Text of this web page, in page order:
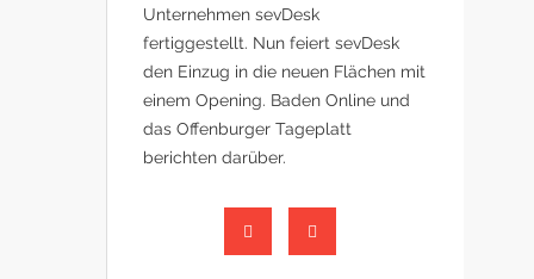
Unternehmen sevDesk
fertiggestellt. Nun feiert sevDesk
den Einzug in die neuen Flächen mit
einem Opening. Baden Online und
das Offenburger Tageplatt
berichten darüber.